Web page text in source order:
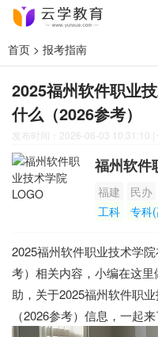
首页 > 报考指南
2025福州软件职业
什么（2026参考）
发布时间：2026-06-03 10:31:10 |
福州软件
福建
民办
工科
专科
2025福州软件职业技术学
考）相关内容，小编在这
助，关于2025福州软件职
（2026参考）信息，一起